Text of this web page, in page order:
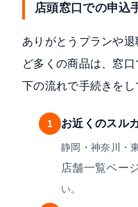
店頭窓口での申込
ありがとうプランや
ど多くの商品は、窓
下の流れで手続きを
1 お近くのスル
静岡・神奈川・
店舗一覧ペー
い。